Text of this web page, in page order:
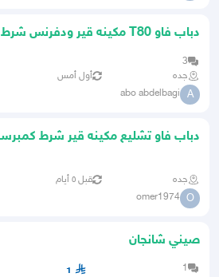
دباب فاو T80 مكينه قير ودفرنس شرط
3
جده
أول أمس
A
abo abdelbagi
دباب فاو تشليع مكينه قير شرط
جده قبل ٥ أيام
O
omer1974
صيني شانجان
1
1